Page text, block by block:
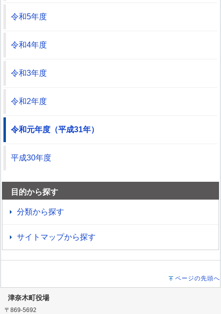
令和5年度
令和4年度
令和3年度
令和2年度
令和元年度（平成31年）
平成30年度
目的から探す
分類から探す
サイトマップから探す
ページの先頭へ
津奈木町役場
〒869-5692